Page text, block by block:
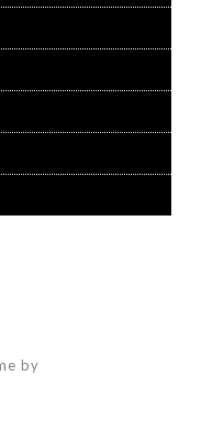
by